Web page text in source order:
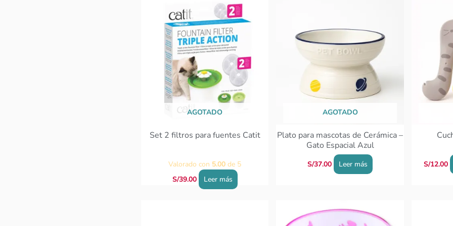
AGOTADO
Set 2 filtros para fuentes Catit
Valorado con 5.00 de 5
S/39.00 Leer más
AGOTADO
Plato para mascotas de Cerámica –
Gato Espacial Azul
S/37.00 Leer más S/12.00